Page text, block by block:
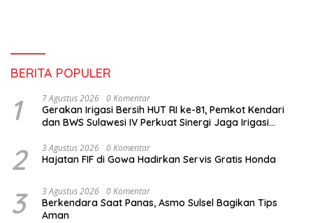
BERITA POPULER
1 7 Agustus 2026 0 Komentar
Gerakan Irigasi Bersih HUT RI ke-81, Pemkot Kendari
dan BWS Sulawesi IV Perkuat Sinergi Jaga Irigasi
2 3 Agustus 2026 0 Komentar
Hajatan FIF di Gowa Hadirkan Servis Gratis Honda
3 3 Agustus 2026 0 Komentar
Berkendara Saat Panas, Asmo Sulsel Bagikan Tips
Aman